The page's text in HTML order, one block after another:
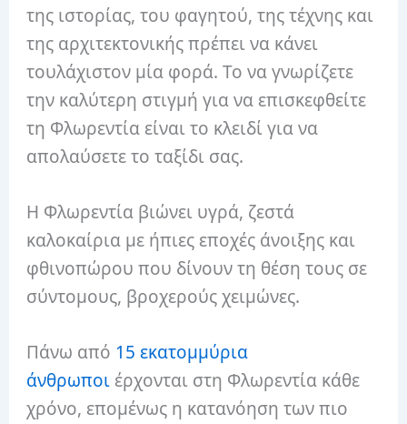
της ιστορίας, του φαγητού, της τέχνης και
της αρχιτεκτονικής πρέπει να κάνει
τουλάχιστον μία φορά. Το να γνωρίζετε
την καλύτερη στιγμή για να επισκεφθείτε
τη Φλωρεντία είναι το κλειδί για να
απολαύσετε το ταξίδι σας.
Η Φλωρεντία βιώνει υγρά, ζεστά
καλοκαίρια με ήπιες εποχές άνοιξης και
φθινοπώρου που δίνουν τη θέση τους σε
σύντομους, βροχερούς χειμώνες.
Πάνω από 15 εκατομμύρια
άνθρωποι έρχονται στη Φλωρεντία κάθε
χρόνο, επομένως η κατανόηση των πιο